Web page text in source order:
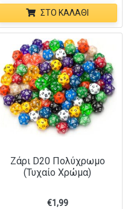
ΣΤΟ ΚΑΛΆΘΙ
Ζάρι D20 Πολύχρωμο
(Τυχαίο Χρώμα)
€1,99